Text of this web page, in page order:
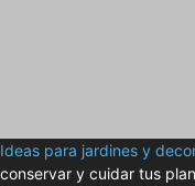
Ideas para jardines y
conservar y cuidar tus